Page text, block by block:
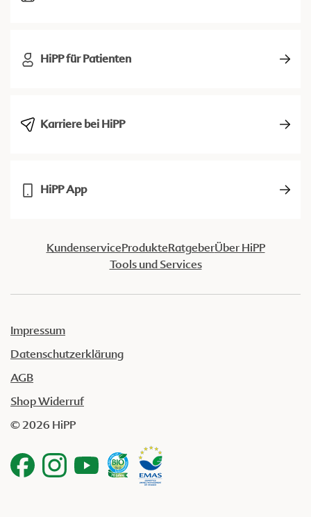
HiPP für Patienten
Karriere bei HiPP
HiPP App
KundenserviceProdukteRatgeberÜber HiPP
Tools und Services
Impressum
Datenschutzerklärung
AGB
Shop Widerruf
© 2026 HiPP